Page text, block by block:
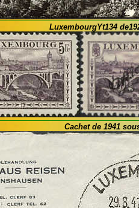
LuxembourgYt134
Cachet de 1941